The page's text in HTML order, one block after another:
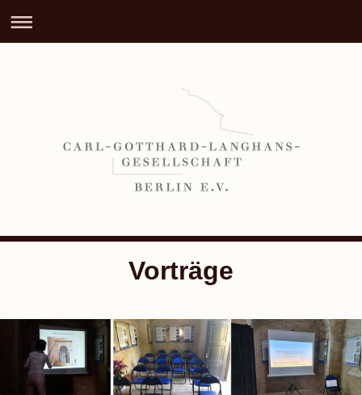
Vorträge